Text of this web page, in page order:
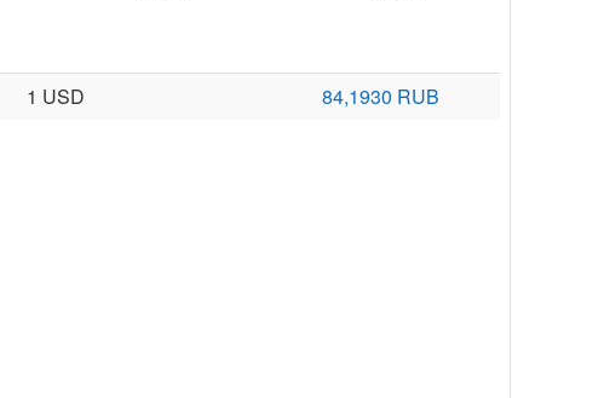
1 USD 84,1930 RUB